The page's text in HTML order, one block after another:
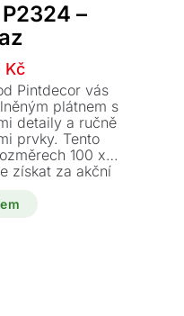
–
Kč.
Kč
Kč.
Pintdecor vás
plátnem s
detaily a ručně
prvky. Tento
100 x
získat za akční